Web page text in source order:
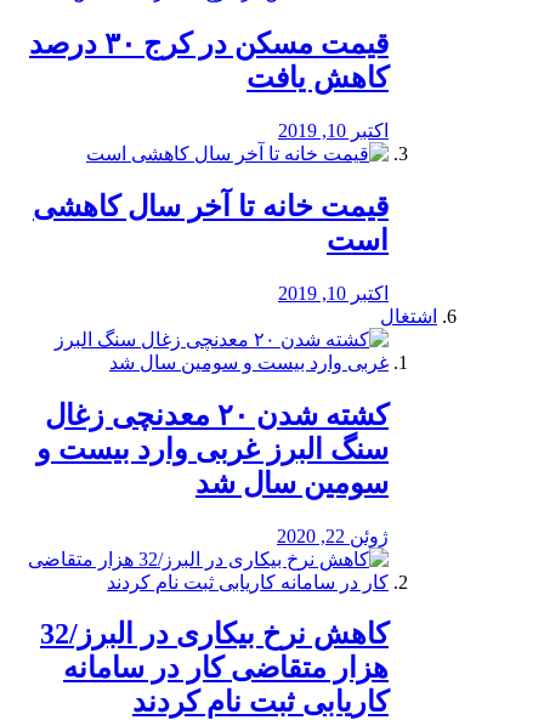
️قیمت مسکن در کرج ۳۰ درصد
کاهش یافت
اکتبر 10, 2019
قیمت خانه تا آخر سال کاهشی
است
اکتبر 10, 2019
اشتغال
کشته شدن ۲۰ معدنچی زغال
سنگ البرز غربی وارد بیست و
سومین سال شد
ژوئن 22, 2020
کاهش نرخ بیکاری در البرز/32
هزار متقاضی کار در سامانه
کاریابی ثبت نام کردند